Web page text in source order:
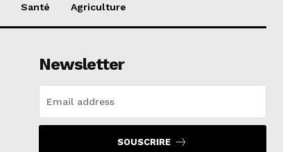
Santé Agriculture
Newsletter
SOUSCRIRE